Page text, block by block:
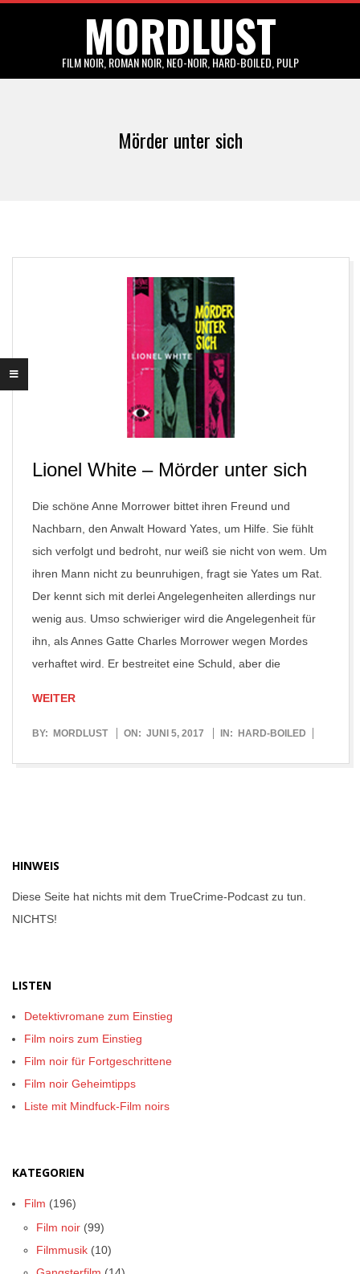
MORDLUST
FILM NOIR, ROMAN NOIR, NEO-NOIR, HARD-BOILED, PULP
Mörder unter sich
Lionel White – Mörder unter sich
Die schöne Anne Morrower bittet ihren Freund und
Nachbarn, den Anwalt Howard Yates, um Hilfe. Sie fühlt
sich verfolgt und bedroht, nur weiß sie nicht von wem. Um
ihren Mann nicht zu beunruhigen, fragt sie Yates um Rat.
Der kennt sich mit derlei Angelegenheiten allerdings nur
wenig aus. Umso schwieriger wird die Angelegenheit für
ihn, als Annes Gatte Charles Morrower wegen Mordes
verhaftet wird. Er bestreitet eine Schuld, aber die
WEITER
2017-
BY: MORDLUST ON: JUNI 5, 2017 IN: HARD-BOILED
HINWEIS
Diese Seite hat nichts mit dem TrueCrime-Podcast zu tun.
NICHTS!
LISTEN
Detektivromane zum Einstieg
Film noirs zum Einstieg
Film noir für Fortgeschrittene
Film noir Geheimtipps
Liste mit Mindfuck-Film noirs
KATEGORIEN
Film (196)
Film noir (99)
Filmmusik (10)